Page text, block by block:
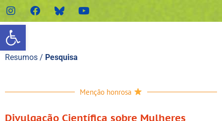
Abrir a barra de
Resumos / Pesquisa
Menção honrosa
Divulgação Científica sobre Mulheres